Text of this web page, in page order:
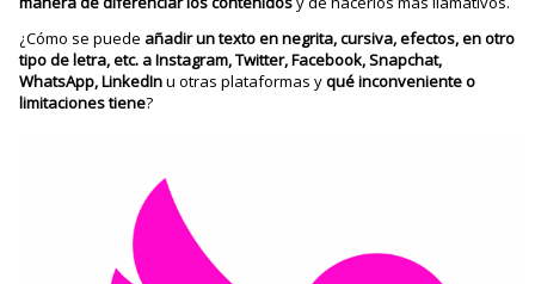
¿Cómo se puede añadir un texto en negrita, cursiva, efectos, en otro
tipo de letra, etc. a Instagram, Twitter, Facebook, Snapchat,
WhatsApp, LinkedInu otras plataformas yqué inconveniente o
limitaciones tiene?